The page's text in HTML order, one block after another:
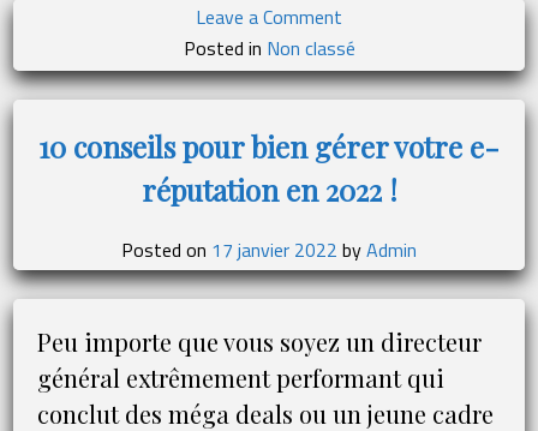
Leave a Comment
RGO
Paris
:
les
5
tendances
matière
de
toitures
pour
2022
Posted in Non classé
10 conseils pour bien gérer votre e-
réputation en 2022 !
Posted on 17 janvier 2022 byAdmin
Peu importe que vous soyez un directeur
général extrêmement performant qui
conclut des méga deals ou un jeune cadre